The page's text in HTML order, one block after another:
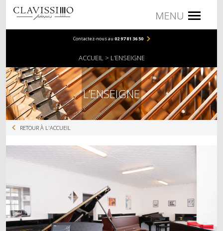
PIANOS
PIANOS À QUEUE
NUMÉRIQUES
MEUBLES
PORTABLES
ACCESSOIRES
BANQUETTES
Contactez-nous au 02 97 81 36 50
ACCUEIL L’ENSEIGNE
L’ENSEIGNE
RETOUR À L'ACCUEIL